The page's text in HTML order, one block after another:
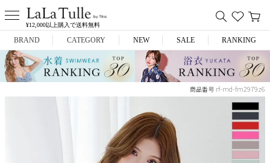
¥12,000以上購入で送料無料
BRAND
Anella
CATEGORY
ミニドレス
NEW SALE RANKING
商品番号 rf-md-fm2979z6